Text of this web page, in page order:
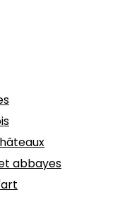
abbayes